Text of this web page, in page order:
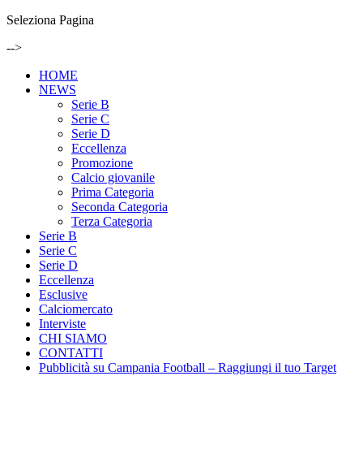
Seleziona Pagina
-->
HOME
NEWS
Serie B
Serie C
Serie D
Eccellenza
Promozione
Calcio giovanile
Prima Categoria
Seconda Categoria
Terza Categoria
Serie B
Serie C
Serie D
Eccellenza
Esclusive
Calciomercato
Interviste
CHI SIAMO
CONTATTI
Pubblicità su Campania Football – Raggiungi il tuo Target